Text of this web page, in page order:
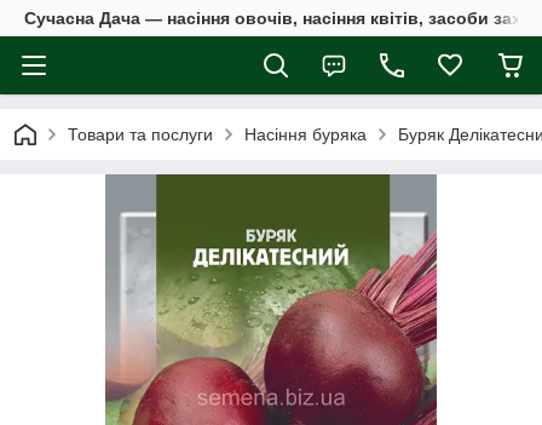
Сучасна Дача — насіння овочів, насіння квітів, засоби
Товари та послуги Насіння буряка Буряк